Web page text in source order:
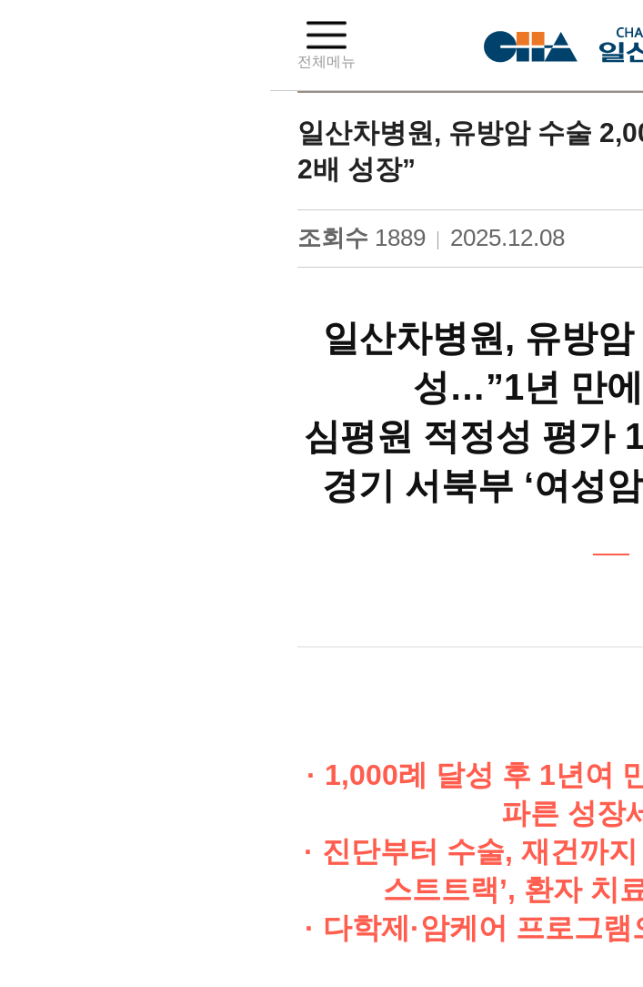
전체메뉴
일산차병원, 유방암 수술
2배 성장”
조회수 1889 2025.12.08
일산차병원, 유방
성…”1년 만
심평원 적정성 평가
경기 서북부 ‘여성
· 1,000례 달성 후 1년여
파른 성장
· 진단부터 수술, 재건까
스트트랙’, 환자 치
· 다학제·암케어 프로그